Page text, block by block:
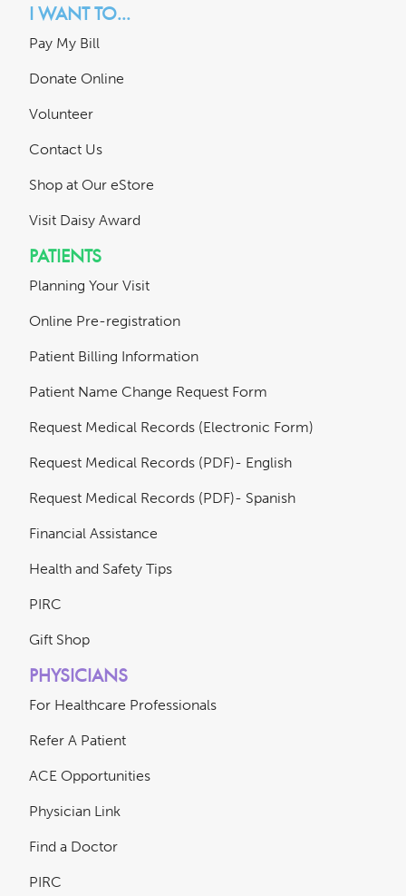
I WANT TO...
Pay My Bill
Donate Online
Volunteer
Contact Us
Shop at Our eStore
Visit Daisy Award
PATIENTS
Planning Your Visit
Online Pre-registration
Patient Billing Information
Patient Name Change Request Form
Request Medical Records (Electronic Form)
Request Medical Records (PDF)- English
Request Medical Records (PDF)- Spanish
Financial Assistance
Health and Safety Tips
PIRC
Gift Shop
PHYSICIANS
For Healthcare Professionals
Refer A Patient
ACE Opportunities
Physician Link
Find a Doctor
PIRC